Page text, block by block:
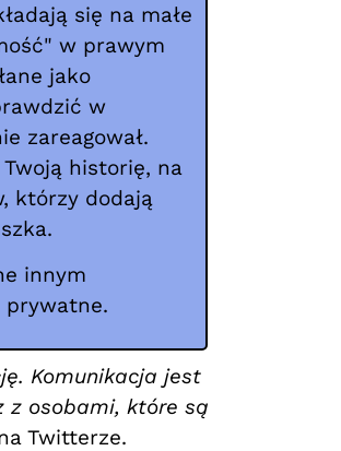
się na małe
w prawym
jako
w
zareagował.
historię, na
którzy dodają
innym
prywatne.
Komunikacja jest
z osobami, które są
Twitterze.